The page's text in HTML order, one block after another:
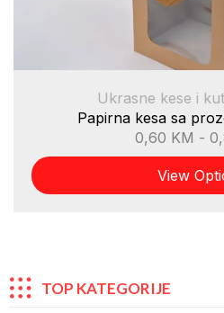
Ukrasne kese i
Papirna kesa sa
0,60 KM -
View
TOP KATEGORIJE